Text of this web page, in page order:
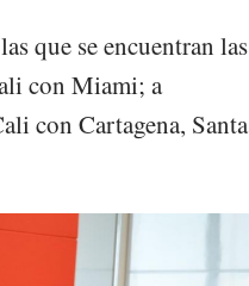
que se encuentran las
con Miami; a
con Cartagena, Santa